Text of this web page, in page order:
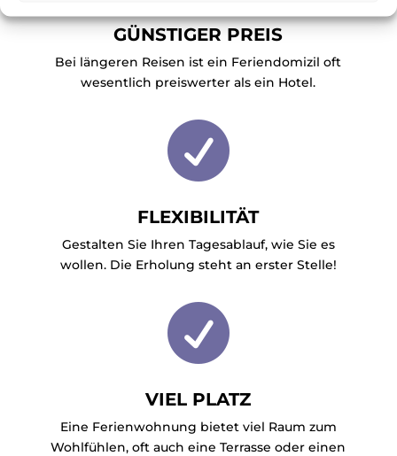
GÜNSTIGER PREIS
Bei längeren Reisen ist ein Feriendomizil oft
wesentlich preiswerter als ein Hotel.

FLEXIBILITÄT
Gestalten Sie Ihren Tagesablauf, wie Sie es
wollen. Die Erholung steht an erster Stelle!

VIEL PLATZ
Eine Ferienwohnung bietet viel Raum zum
Wohlfühlen, oft auch eine Terrasse oder einen